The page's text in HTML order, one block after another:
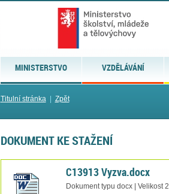
MINISTERSTVO VZDĚLÁVÁNÍ
Titulní stránka| Zpět
DOKUMENT KE STAŽENÍ
C13913 Vyzva.docx
Dokument typu docx | Velikost